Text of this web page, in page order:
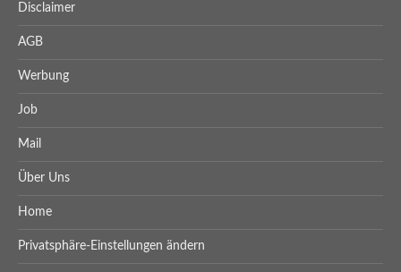
Disclaimer
AGB
Werbung
Job
Mail
Über Uns
Home
Privatsphäre-Einstellungen ändern